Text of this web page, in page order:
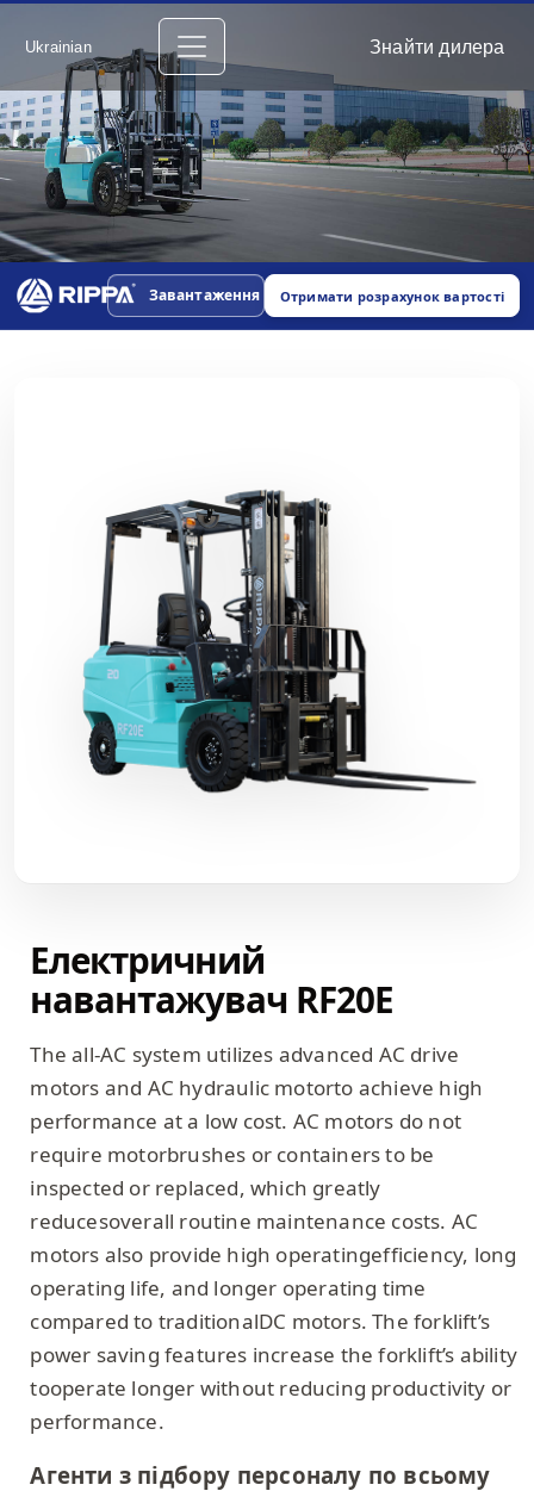
Ukrainian Знайти дилера
Завантаження Отримати розрахунок вартості
Електричний
навантажувач RF20E
The all-AC system utilizes advanced AC drive
motors and AC hydraulic motorto achieve high
performance at a low cost. AC motors do not
require motorbrushes or containers to be
inspected or replaced, which greatly
reducesoverall routine maintenance costs. AC
motors also provide high operatingefficiency, long
operating life, and longer operating time
compared to traditionalDC motors. The forklift’s
power saving features increase the forklift’s ability
tooperate longer without reducing productivity or
performance.
Агенти з підбору персоналу по всьому